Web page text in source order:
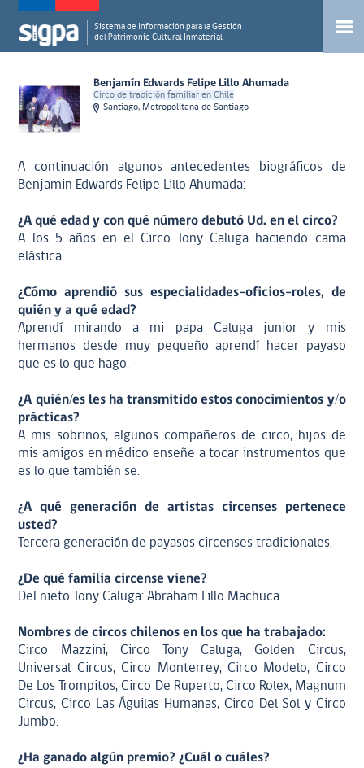
Sistema de Información para la Gestión
del Patrimonio Cultural Inmaterial
Benjamín Edwards Felipe Lillo Ahumada
Circo de tradición familiar en Chile
Santiago, Metropolitana de Santiago
A continuación algunos antecedentes biográficos de
Benjamin Edwards Felipe Lillo Ahumada:
¿A qué edad y con qué número debutó Ud. en el circo?
A los 5 años en el Circo Tony Caluga haciendo cama
elástica.
¿Cómo aprendió sus especialidades-oficios-roles, de
quién y a qué edad?
Aprendí mirando a mi papa Caluga junior y mis
hermanos desde muy pequeño aprendí hacer payaso
que es lo que hago.
¿A quién/es les ha transmitido estos conocimientos y/o
prácticas?
A mis sobrinos, algunos compañeros de circo, hijos de
mis amigos en médico enseñe a tocar instrumentos que
es lo que también se.
¿A qué generación de artistas circenses pertenece
usted?
Tercera generación de payasos circenses tradicionales.
¿De qué familia circense viene?
Del nieto Tony Caluga: Abraham Lillo Machuca.
Nombres de circos chilenos en los que ha trabajado:
Circo Mazzini, Circo Tony Caluga, Golden Circus,
Universal Circus, Circo Monterrey, Circo Modelo, Circo
De Los Trompitos, Circo De Ruperto, Circo Rolex, Magnum
Circus, Circo Las Águilas Humanas, Circo Del Sol y Circo
Jumbo.
¿Ha ganado algún premio? ¿Cuál o cuáles?